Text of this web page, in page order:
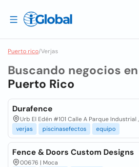
Puerto rico/Verjas
Buscando negocios en
Puerto Rico
Durafence
Urb El Edén #101 Calle A Parque Industrial
verjas
piscinasefectos equipo
Fence & Doors Custom Designs
00676 | Moca